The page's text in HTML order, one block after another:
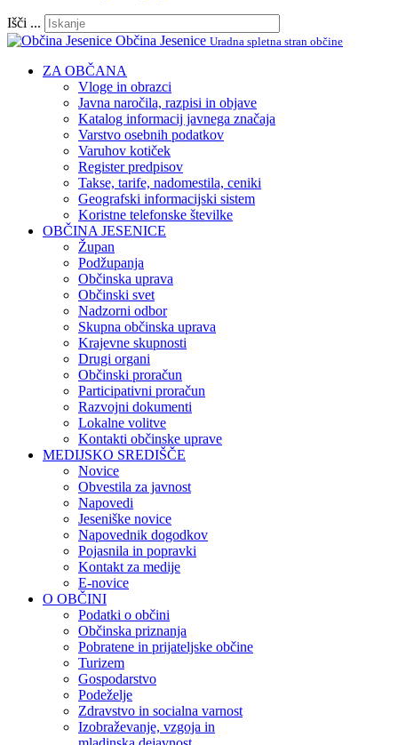
Išči ...
Občina Jesenice Uradna spletna stran občine
ZA OBČANA
Vloge in obrazci
Javna naročila, razpisi in objave
Katalog informacij javnega značaja
Varstvo osebnih podatkov
Varuhov kotiček
Register predpisov
Takse, tarife, nadomestila, ceniki
Geografski informacijski sistem
Koristne telefonske številke
OBČINA JESENICE
Župan
Podžupanja
Občinska uprava
Občinski svet
Nadzorni odbor
Skupna občinska uprava
Krajevne skupnosti
Drugi organi
Občinski proračun
Participativni proračun
Razvojni dokumenti
Lokalne volitve
Kontakti občinske uprave
MEDIJSKO SREDIŠČE
Novice
Obvestila za javnost
Napovedi
Jeseniške novice
Napovednik dogodkov
Pojasnila in popravki
Kontakt za medije
E-novice
O OBČINI
Podatki o občini
Občinska priznanja
Pobratene in prijateljske občine
Turizem
Gospodarstvo
Podeželje
Zdravstvo in socialna varnost
Izobraževanje, vzgoja in